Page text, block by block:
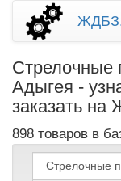
Стрелочные
Адыгея -
заказать на
898 товаров в